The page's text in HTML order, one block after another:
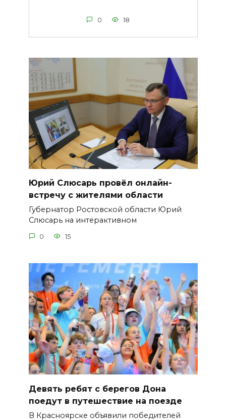
0 18
Юрий Слюсарь провёл онлайн-
встречу с жителями области
Губернатор Ростовской области Юрий
Слюсарь на интерактивном
0 15
Девять ребят с берегов Дона
поедут в путешествие на поезде
В Красноярске объявили победителей